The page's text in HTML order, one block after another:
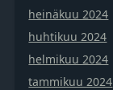
heinäkuu 2024
huhtikuu 2024
helmikuu 2024
tammikuu 2024